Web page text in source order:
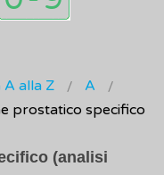
A alla Z
A
prostatico specifico
(analisi